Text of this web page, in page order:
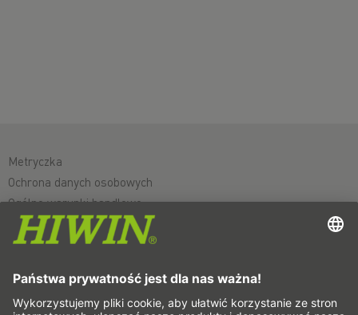
Metryczka
Ochrona danych osobowych
Ogólne warunki handlowe
Wyłączenie odpowiedzialności
Whistleblower system